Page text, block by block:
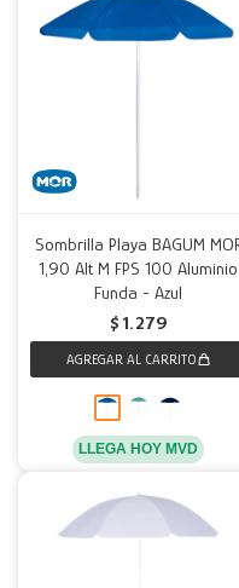
Sombrilla Playa BAGUM
1,90 Alt M FPS 100 Aluminio
Funda - Azul
$ 1.279
LLEGA HOY MVD